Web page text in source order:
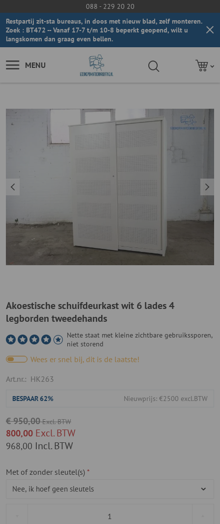
088 - 229 20 20
Restpartij zit-sta bureaus, in doos met nieuw blad, zelf monteren.
Zoek : BT472 -- Vanaf 17-7 t/m 10-8 beperkt geopend, wilt u
langskomen dan graag even bellen.
MENU
Akoestische schuifdeurkast wit 6 lades 4
legborden tweedehands
Nette staat met kleine zichtbare gebruikssporen,
niet storend
Wees er snel bij, dit is de laatste!
Art.nr.: HK263
BESPAAR62% Nieuwprijs: €2500 excl.BTW
€ 950,00 Excl. BTW
968,00 Incl. BTW
800,00 Excl. BTW
Met of zonder sleutel(s)